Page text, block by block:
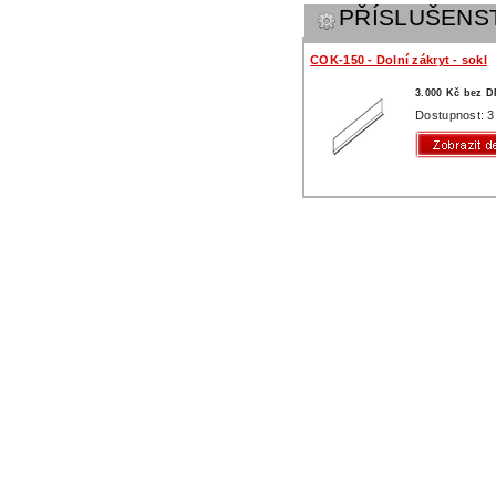
COK-150 - Dolní zákryt - sokl
3.000 Kč bez
Dostupnost: